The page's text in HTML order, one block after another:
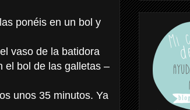
ponéis en un bol y
vaso de la batidora
el bol de las galletas –
unos 35 minutos. Ya